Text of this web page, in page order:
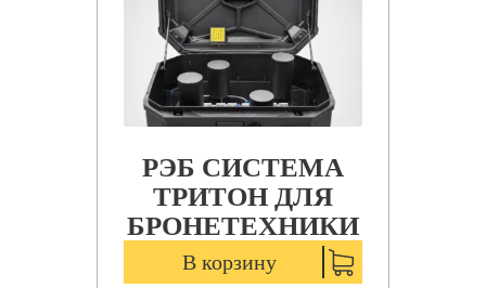
РЭБ СИСТЕМА
ТРИТОН ДЛЯ
БРОНЕТЕХНИКИ
В корзину